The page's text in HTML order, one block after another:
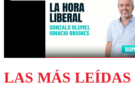
LAS MÁS LEÍDAS